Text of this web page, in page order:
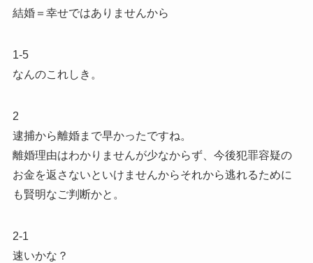
結婚＝幸せではありませんから
1-5
なんのこれしき。
2
逮捕から離婚まで早かったですね。
離婚理由はわかりませんが少なからず、今後犯罪容疑の
お金を返さないといけませんからそれから逃れるために
も賢明なご判断かと。
2-1
速いかな？